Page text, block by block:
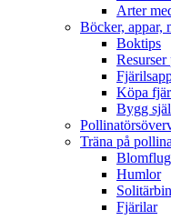
Arter
Böcker, appar,
Boktips
Resurser
Köpa
Bygg
Träna på
Humlor
Solitärbin
Fjärilar